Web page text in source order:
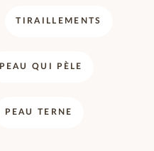
TIRAILLEMENTS
PEAU QUI PÈLE
PEAU TERNE